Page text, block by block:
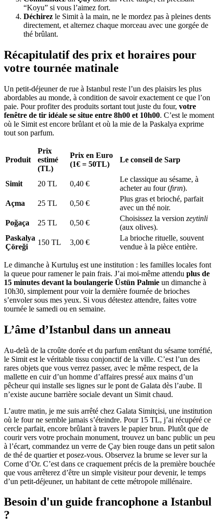
“Koyu” si vous l’aimez fort.
Déchirez le Simit à la main, ne le mordez pas à pleines dents
directement, et alternez chaque morceau avec une gorgée de
thé brûlant.
Récapitulatif des prix et horaires pour
votre tournée matinale
Un petit-déjeuner de rue à Istanbul reste l’un des plaisirs les plus
abordables au monde, à condition de savoir exactement ce que l’on
paie. Pour profiter des produits sortant tout juste du four, votre
fenêtre de tir idéale se situe entre 8h00 et 10h00. C’est le moment
où le Simit est encore brûlant et où la mie de la Paskalya exprime
tout son parfum.
Produit
Prix
estimé
(TL)
Prix en Euro
(1€ = 50TL)
Le conseil de Sarp
Simit 20 TL 0,40 €
Le classique au sésame, à
acheter au four (fırın).
Açma
25 TL 0,50 €
Plus gras et brioché, parfait
avec un thé noir.
Poğaça
25 TL 0,50 €
Choisissez la version zeytinli
(aux olives).
Paskalya
Çöreği
150 TL 3,00 €
La brioche rituelle, souvent
vendue à la pièce entière.
Le dimanche à Kurtuluş est une institution : les familles locales font
la queue pour ramener le pain frais. J’ai moi-même attendu plus de
15 minutes devant la boulangerie Üstün Palmie un dimanche à
10h30, simplement pour voir la dernière fournée de brioches
s’envoler sous mes yeux. Si vous détestez attendre, faites votre
tournée le samedi ou en semaine.
L’âme d’Istanbul dans un anneau
Au-delà de la croûte dorée et du parfum entêtant du sésame torréfié,
le Simit est le véritable tissu conjonctif de la ville. C’est l’un des
rares objets que vous verrez passer, avec le même respect, de la
mallette en cuir d’un homme d’affaires pressé aux mains d’un
pêcheur qui installe ses lignes sur le pont de Galata dès l’aube. Il
n’existe aucune barrière sociale devant un Simit chaud.
L’autre matin, je me suis arrêté chez Galata Simitçisi, une institution
où le four ne semble jamais s’éteindre. Pour 15 TL, j’ai récupéré ce
cercle parfait, encore brûlant à travers le papier brun. Plutôt que de
courir vers votre prochain monument, trouvez un banc public un peu
à l’écart, commandez un verre de Çay bien rouge dans un petit salon
de thé de quartier et posez-vous. Observez la brume se lever sur la
Corne d’Or. C’est dans ce craquement précis de la première bouchée
que vous arrêterez d’être un simple visiteur pour devenir, le temps
d’un petit-déjeuner, un habitant de cette métropole millénaire.
Besoin d'un guide francophone a Istanbul
?